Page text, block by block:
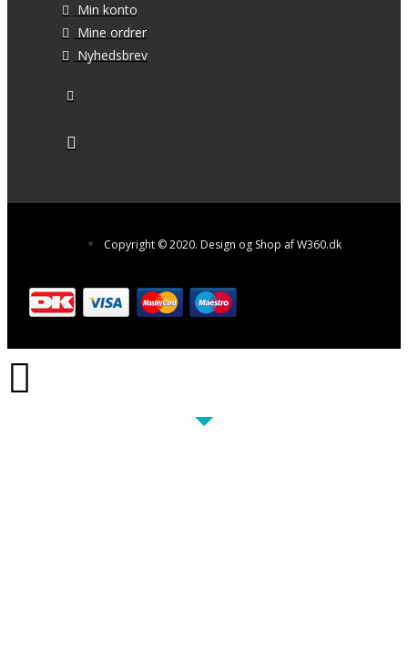
Min konto
Mine ordrer
Nyhedsbrev
Copyright © 2020. Design og Shop af W360.dk